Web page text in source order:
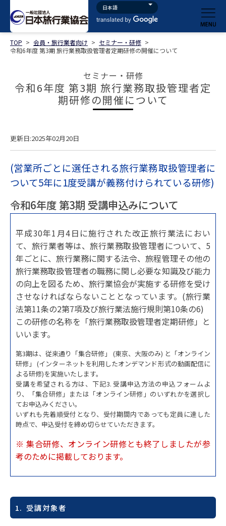
TOP > 会員・旅行業者向け > セミナー・研修 >
令和6年度 第3期 旅行業務取扱管理者定期研修の開催について
セミナー・研修
令和6年度 第3期 旅行業務取扱管理者定
期研修の開催について
更新日:2025年02月20日
(営業所ごとに選任される旅行業務取扱管理者に
ついて5年に1度受講が義務付けられている研修)
令和6年度 第3期 受講申込みについて
平成30年1月4日に施行された改正旅行業法におい
て、旅行業者等は、旅行業務取扱管理者について、5
年ごとに、旅行業務に関する法令、旅程管理その他の
旅行業務取扱管理者の職務に関し必要な知識及び能力
の向上を図るため、旅行業協会が実施する研修を受け
させなければならないこととなっています。(旅行業
法第11条の2第7項及び旅行業法施行規則第10条の6)
この研修の名称を「旅行業務取扱管理者定期研修」と
いいます。
第3期は、従来通り「集合研修」 (東京、大阪のみ) と「オンライン
研修」 (インターネットを利用したオンデマンド形式の動画配信に
よる研修)を実施いたします。
受講を希望される方は、下記3. 受講申込方法の申込フォームよ
り、「集合研修」または「オンライン研修」のいずれかを選択し
てお申込みください。
いずれも先着順受付となり、受付期間内であっても定員に達した
時点で、申込受付を締め切らせていただきます。
※ 集合研修、オンライン研修とも終了しましたが参
考のために掲載しております。
1. 受講対象者